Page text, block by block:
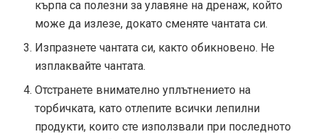
кърпа са полезни за улавяне на дренаж, който
може да излезе, докато сменяте чантата си.
Изпразнете чантата си, както обикновено. Не
изплаквайте чантата.
Отстранете внимателно уплътнението на
торбичката, като отлепите всички лепилни
продукти, които сте използвали при последното